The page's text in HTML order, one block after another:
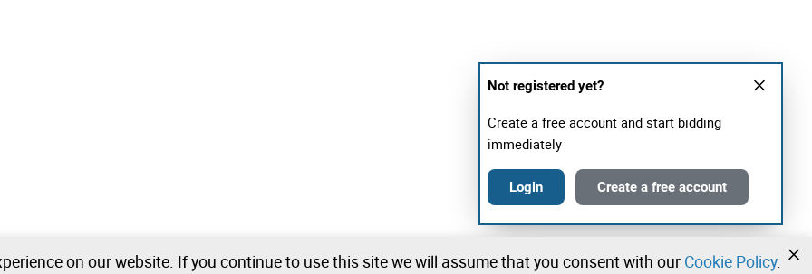
Not registered yet?
Create a free account and start bidding
immediately
Login Create a free account
on our website. If you continue to use this site we will assume that you consent with our Cookie Policy.